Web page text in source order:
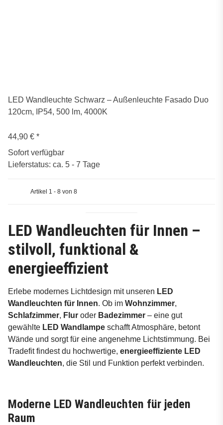
LED Wandleuchte Schwarz – Außenleuchte Fasado Duo
120cm, IP54, 500 lm, 4000K
44,90 € *
Sofort verfügbar
Lieferstatus: ca. 5 - 7 Tage
Artikel 1 - 8 von 8
LED Wandleuchten für Innen –
stilvoll, funktional &
energieeffizient
Erlebe modernes Lichtdesign mit unseren LED
Wandleuchten für Innen. Ob im Wohnzimmer,
Schlafzimmer, Flur oder Badezimmer – eine gut
gewählte LED Wandlampe schafft Atmosphäre, betont
Wände und sorgt für eine angenehme Lichtstimmung. Bei
Tradefit findest du hochwertige, energieeffiziente LED
Wandleuchten, die Stil und Funktion perfekt verbinden.
Moderne LED Wandleuchten für jeden
Raum